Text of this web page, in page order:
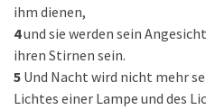
ihm dienen,
4und sie werden sein
ihren Stirnen sein.
5 Und Nacht wird nicht mehr
Lichtes einer Lampe und des